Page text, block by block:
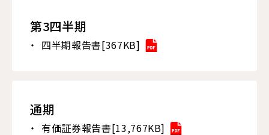
第3四半期
四半期報告書[367KB]
通期
有価証券報告書[13,767KB]